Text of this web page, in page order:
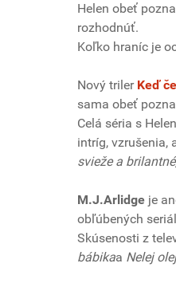
Helen obeť
rozhodnúť.
Koľko hraníc je
Nový triler Keď
sama obeť
Celá séria s
intríg, vzrušenia,
svieže a
M.J.Arlidge je
obľúbených
Skúsenosti z
bábikaa Nelej